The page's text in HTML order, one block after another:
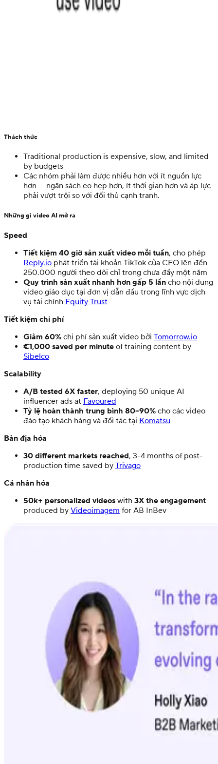
Thách thức
Traditional production is expensive, slow, and limited
by budgets
Các nhóm phải làm được nhiều hơn với ít nguồn lực
hơn — ngân sách eo hẹp hơn, ít thời gian hơn và áp lực
phải vượt trội so với đối thủ cạnh tranh.
Những gì video AI mở ra
Speed
Tiết kiệm 40 giờ sản xuất video mỗi tuần, cho phép
Reply.io phát triển tài khoản TikTok của CEO lên đến
250.000 người theo dõi chỉ trong chưa đầy một năm
Quy trình sản xuất nhanh hơn gấp 5 lần cho nội dung
video giáo dục tại đơn vị dẫn đầu trong lĩnh vực dịch
vụ tài chính Equity Trust
Tiết kiệm chi phí
Giảm 60% chi phí sản xuất video bởi Tomorrow.io
€1,000 saved per minute of training content by
Sibelco
Scalability
A/B tested 6X faster, deploying 50 unique AI
influencer ads at Favoured
Tỷ lệ hoàn thành trung bình 80–90% cho các video
đào tạo khách hàng và đối tác tại Komatsu
Bản địa hóa
30 different markets reached, 3-4 months of post-
production time saved by Trivago
Cá nhân hóa
50k+ personalized videos with 3X the engagement
produced by Videoimagem for AB InBev